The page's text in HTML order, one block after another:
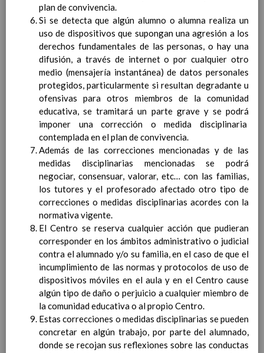
EducaciÃ³n Infantil (Segundo Ciclo)
noviembre 2019
Objetivos generales 15 noviembre 2019
Ãreas Curriculares
InterrelaciÃ³n de las inteligencias
mÃºltiples con los objetivos generales
y de Ã¡reas curriculares.
Competencias bÃ¡sicas
15 noviembre 2019
ProgramaciÃ³n y relaciÃ³n de los
elementos curriculares del 2Âº ciclo de
e. Infantil
15 noviembre 2019
EvaluaciÃ³n 15 noviembre 2019
InterrelaciÃ³n familiar-centro
educativo
AtenciÃ³n a la diversidad
15 noviembre
2019
Proyecto curricular de ReligiÃ³n
CatÃ³lica en Segundo Ciclo de Infantil
ConcreciÃ³n curricular para la
etapa
15 noviembre 2019
Ãrea III: Lenguajes:
comunicaciÃ³n y
representaciÃ³n
15 noviembre 2019
Ãrea II: Conocimiento del
medio
15 noviembre 2019
Ãrea I: Conocimiento de sÃ­
mismo y autonomÃ­a
plan de convivencia.
Si se detecta que algún alumno o alumna realiza un
uso de dispositivos que supongan una agresión a los
derechos fundamentales de las personas, o hay una
difusión, a través de internet o por cualquier otro
medio (mensajería instantánea) de datos personales
protegidos, particularmente si resultan degradante u
ofensivas para otros miembros de la comunidad
educativa, se tramitará un parte grave y se podrá
imponer una corrección o medida disciplinaria
contemplada en el plan de convivencia.
Además de las correcciones mencionadas y de las
medidas disciplinarias mencionadas se podrá
negociar, consensuar, valorar, etc… con las familias,
los tutores y el profesorado afectado otro tipo de
correcciones o medidas disciplinarias acordes con la
normativa vigente.
El Centro se reserva cualquier acción que pudieran
corresponder en los ámbitos administrativo o judicial
contra el alumnado y/o su familia, en el caso de que el
incumplimiento de las normas y protocolos de uso de
dispositivos móviles en el aula y en el Centro cause
algún tipo de daño o perjuicio a cualquier miembro de
la comunidad educativa o al propio Centro.
Estas correcciones o medidas disciplinarias se pueden
concretar en algún trabajo, por parte del alumnado,
donde se recojan sus reflexiones sobre las conductas